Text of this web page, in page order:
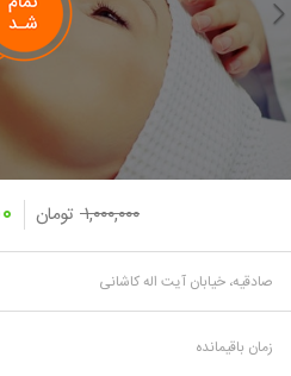
Next
۱,۰۰۰,۰۰۰ تومان
صادقیه، خیابان آیت اله کاشانی
زمان باقیمانده